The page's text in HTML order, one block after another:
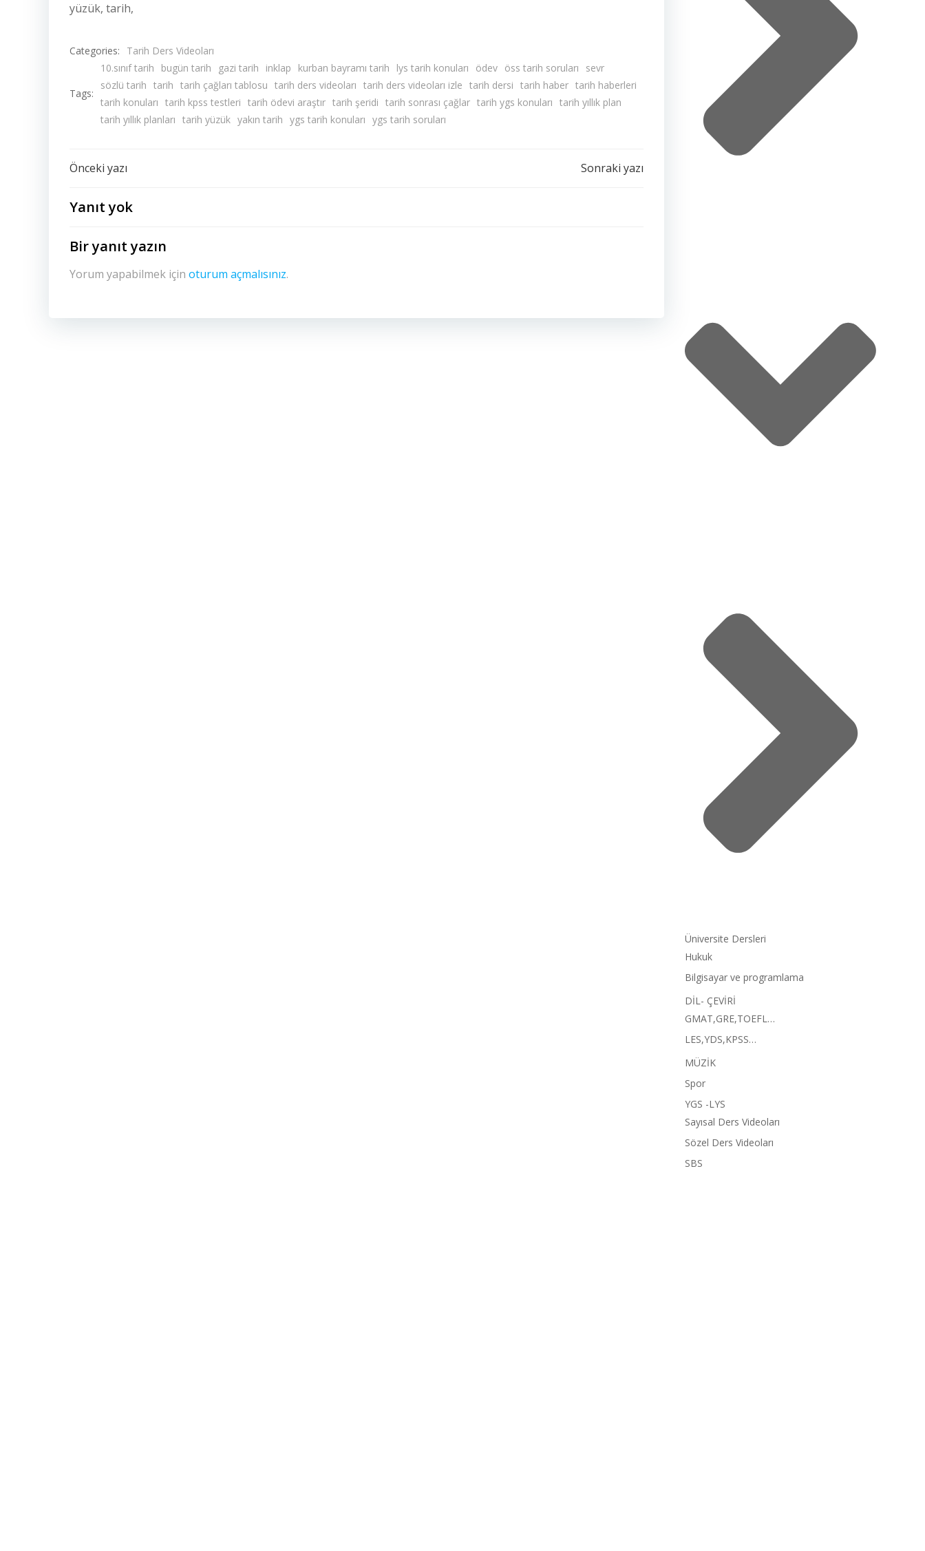
yüzük, tarih,
Categories: Tarih Ders Videoları
Tags:
10.sınıf tarih bugün tarih gazi tarih inklap kurban bayramı tarih lys tarih konuları ödev öss tarih soruları
sevr
sözlü tarih tarih tarih çağları tablosu tarih ders videoları tarih ders videoları izle tarih dersi tarih haber tarih haberleri
tarih konuları tarih kpss testleri tarih ödevi araştır tarih şeridi tarih sonrası çağlar tarih ygs konuları tarih yıllık plan
tarih yıllık planları tarih yüzük yakın tarih ygs tarih konuları ygs tarih soruları
Yazı
dolaşımı
Önceki yazı Sonraki yazı
Yanıt yok
Bir yanıt yazın
Yorum yapabilmek için oturum açmalısınız.
Üniversite Dersleri
Hukuk
Bilgisayar ve programlama
DİL- ÇEVİRİ
GMAT,GRE,TOEFL…
LES,YDS,KPSS…
MÜZİK
Spor
YGS -LYS
Sayısal Ders Videoları
Sözel Ders Videoları
SBS